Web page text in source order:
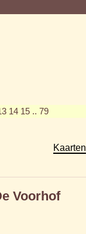
14 15 .. 79
Kaarten
Voorhof